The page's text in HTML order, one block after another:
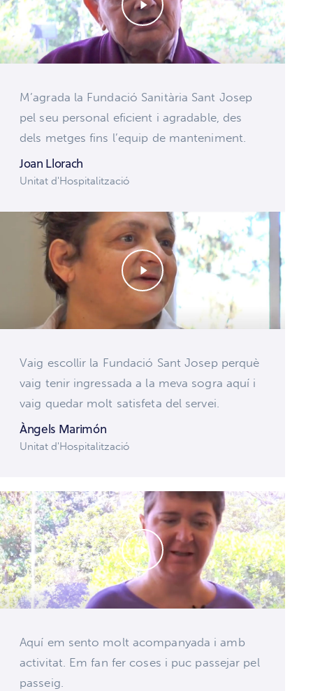
M’agrada la Fundació Sanitària Sant Josep
pel seu personal eficient i agradable, des
dels metges fins l’equip de manteniment.
Joan Llorach
Unitat d'Hospitalització
Vaig escollir la Fundació Sant Josep perquè
vaig tenir ingressada a la meva sogra aquí i
vaig quedar molt satisfeta del servei.
Àngels Marimón
Unitat d'Hospitalització
Aquí em sento molt acompanyada i amb
activitat. Em fan fer coses i puc passejar pel
passeig.